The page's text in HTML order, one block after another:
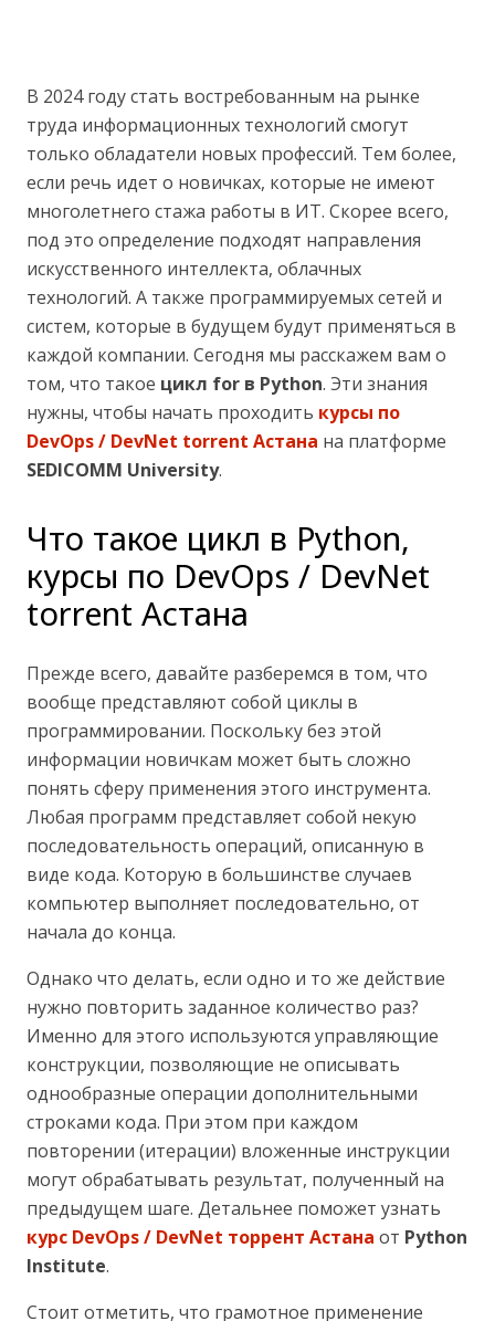
В 2024 году стать востребованным на рынке
труда информационных технологий смогут
только обладатели новых профессий. Тем более,
если речь идет о новичках, которые не имеют
многолетнего стажа работы в ИТ. Скорее всего,
под это определение подходят направления
искусственного интеллекта, облачных
технологий. А также программируемых сетей и
систем, которые в будущем будут применяться в
каждой компании. Сегодня мы расскажем вам о
том, что такое цикл for в Python. Эти знания
нужны, чтобы начать проходить курсы по
DevOps / DevNet torrent Астана на платформе
SEDICOMM University.
Что такое цикл в Python,
курсы по DevOps / DevNet
torrent Астана
Прежде всего, давайте разберемся в том, что
вообще представляют собой циклы в
программировании. Поскольку без этой
информации новичкам может быть сложно
понять сферу применения этого инструмента.
Любая программ представляет собой некую
последовательность операций, описанную в
виде кода. Которую в большинстве случаев
компьютер выполняет последовательно, от
начала до конца.
Однако что делать, если одно и то же действие
нужно повторить заданное количество раз?
Именно для этого используются управляющие
конструкции, позволяющие не описывать
однообразные операции дополнительными
строками кода. При этом при каждом
повторении (итерации) вложенные инструкции
могут обрабатывать результат, полученный на
предыдущем шаге. Детальнее поможет узнать
курс DevOps / DevNet торрент Астана от Python
Institute.
Стоит отметить, что грамотное применение